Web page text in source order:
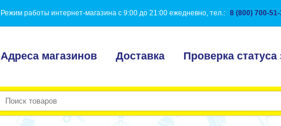
Режим работы интернет-магазина с 9:00 до 21:00 ежедневно, тел.: 8 (800) 700-51-
Адреса магазинов Доставка Проверка статуса